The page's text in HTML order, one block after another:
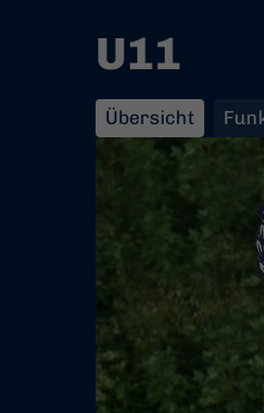
U11
Übersicht